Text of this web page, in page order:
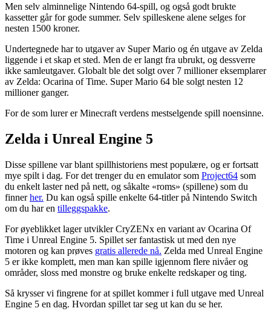
Men selv alminnelige Nintendo 64-spill, og også godt brukte
kassetter går for gode summer. Selv spilleskene alene selges for
nesten 1500 kroner.
Undertegnede har to utgaver av Super Mario og én utgave av Zelda
liggende i et skap et sted. Men de er langt fra ubrukt, og dessverre
ikke samleutgaver. Globalt ble det solgt over 7 millioner eksemplarer
av Zelda: Ocarina of Time. Super Mario 64 ble solgt nesten 12
millioner ganger.
For de som lurer er Minecraft verdens mestselgende spill noensinne.
Zelda i Unreal Engine 5
Disse spillene var blant spillhistoriens mest populære, og er fortsatt
mye spilt i dag. For det trenger du en emulator som Project64 som
du enkelt laster ned på nett, og såkalte «roms» (spillene) som du
finnerher. Du kan også spille enkelte 64-titler på Nintendo Switch
om du har en tilleggspakke.
For øyeblikket lager utvikler CryZENx en variant av Ocarina Of
Time i Unreal Engine 5. Spillet ser fantastisk ut med den nye
motoren og kan prøves gratis allerede nå. Zelda med Unreal Engine
5 er ikke komplett, men man kan spille igjennom flere nivåer og
områder, sloss med monstre og bruke enkelte redskaper og ting.
Så krysser vi fingrene for at spillet kommer i full utgave med Unreal
Engine 5 en dag. Hvordan spillet tar seg ut kan du se her.